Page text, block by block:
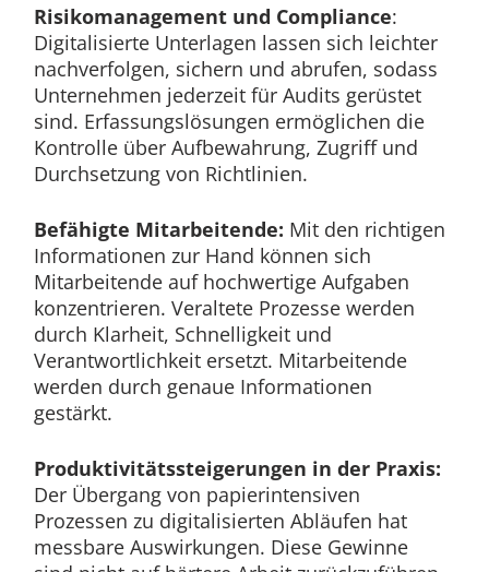
Risikomanagement und Compliance:
Digitalisierte Unterlagen lassen sich leichter
nachverfolgen, sichern und abrufen, sodass
Unternehmen jederzeit für Audits gerüstet
sind. Erfassungslösungen ermöglichen die
Kontrolle über Aufbewahrung, Zugriff und
Durchsetzung von Richtlinien.
Befähigte Mitarbeitende: Mit den richtigen
Informationen zur Hand können sich
Mitarbeitende auf hochwertige Aufgaben
konzentrieren. Veraltete Prozesse werden
durch Klarheit, Schnelligkeit und
Verantwortlichkeit ersetzt. Mitarbeitende
werden durch genaue Informationen
gestärkt.
Produktivitätssteigerungen in der Praxis:
Der Übergang von papierintensiven
Prozessen zu digitalisierten Abläufen hat
messbare Auswirkungen. Diese Gewinne